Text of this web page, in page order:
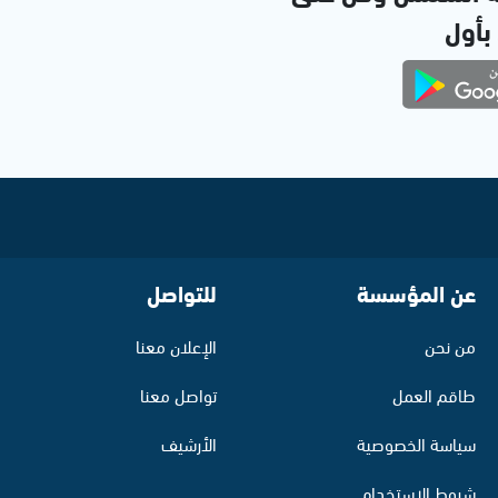
بأول
عن المؤسسة
من نحن
طاقم العمل
سياسة الخصوصية
للتواصل
الإعلان معنا
تواصل معنا
الأرشيف